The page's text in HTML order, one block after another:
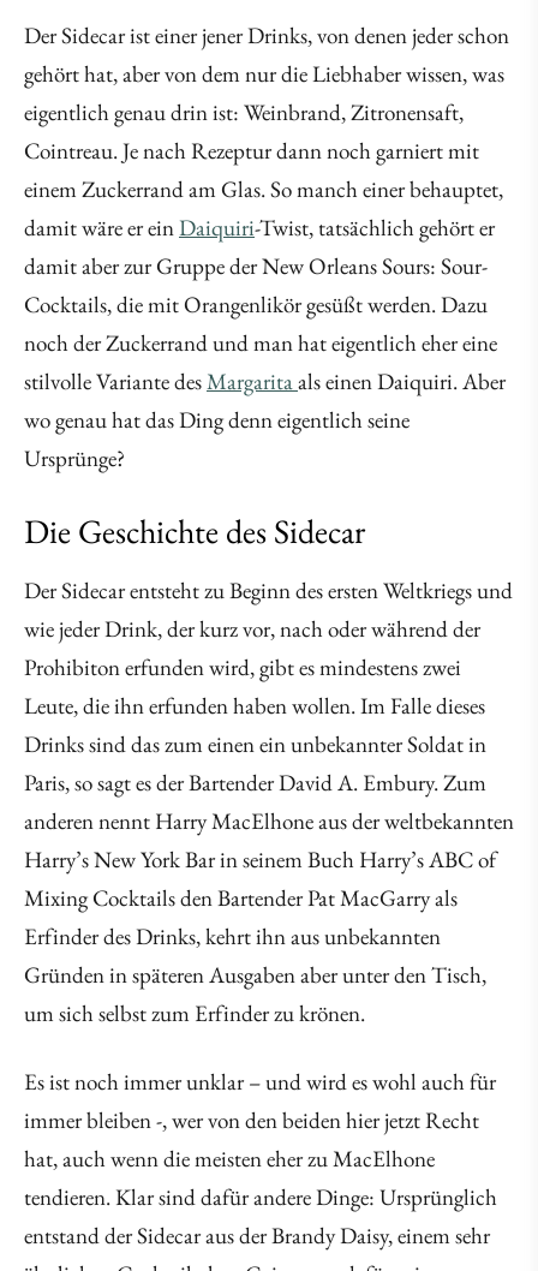
Der Sidecar ist einer jener Drinks, von denen jeder schon
gehört hat, aber von dem nur die Liebhaber wissen, was
eigentlich genau drin ist: Weinbrand, Zitronensaft,
Cointreau. Je nach Rezeptur dann noch garniert mit
einem Zuckerrand am Glas. So manch einer behauptet,
damit wäre er einDaiquiri-Twist, tatsächlich gehört er
damit aber zur Gruppe der New Orleans Sours: Sour-
Cocktails, die mit Orangenlikör gesüßt werden. Dazu
noch der Zuckerrand und man hat eigentlich eher eine
stilvolle Variante desMargaritaals einen Daiquiri. Aber
wo genau hat das Ding denn eigentlich seine
Ursprünge?
Die Geschichte des Sidecar
Der Sidecar entsteht zu Beginn des ersten Weltkriegs und
wie jeder Drink, der kurz vor, nach oder während der
Prohibiton erfunden wird, gibt es mindestens zwei
Leute, die ihn erfunden haben wollen. Im Falle dieses
Drinks sind das zum einen ein unbekannter Soldat in
Paris, so sagt es der Bartender David A. Embury. Zum
anderen nennt Harry MacElhone aus der weltbekannten
Harry’s New York Bar in seinem Buch Harry’s ABC of
Mixing Cocktails den Bartender Pat MacGarry als
Erfinder des Drinks, kehrt ihn aus unbekannten
Gründen in späteren Ausgaben aber unter den Tisch,
um sich selbst zum Erfinder zu krönen.
Es ist noch immer unklar – und wird es wohl auch für
immer bleiben -, wer von den beiden hier jetzt Recht
hat, auch wenn die meisten eher zu MacElhone
tendieren. Klar sind dafür andere Dinge: Ursprünglich
entstand der Sidecar aus der Brandy Daisy, einem sehr